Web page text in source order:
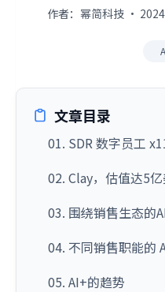
作者：幂简科技 ·
文章目录
01. SDR 数字员工
02. Clay，估值达5
03. 围绕销售生态的
04. 不同销售职能的
05. AI+的趋势